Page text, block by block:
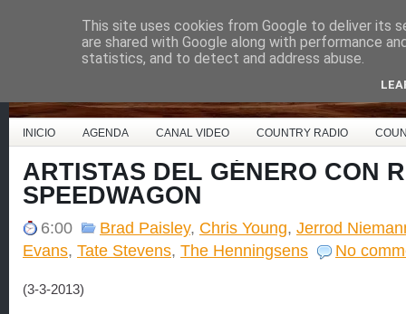
Country Music España
INICIO AGENDA CANAL VIDEO COUNTRY RADIO
ARTISTAS DEL GÉNERO CON
SPEEDWAGON
6:00 Brad Paisley, Chris Young, Jerrod
Evans, Tate Stevens, The Henningsens No
(3-3-2013)
This site uses cookies from Google to deliver its
are shared with Google along with performance
statistics, and to detect and address abuse.